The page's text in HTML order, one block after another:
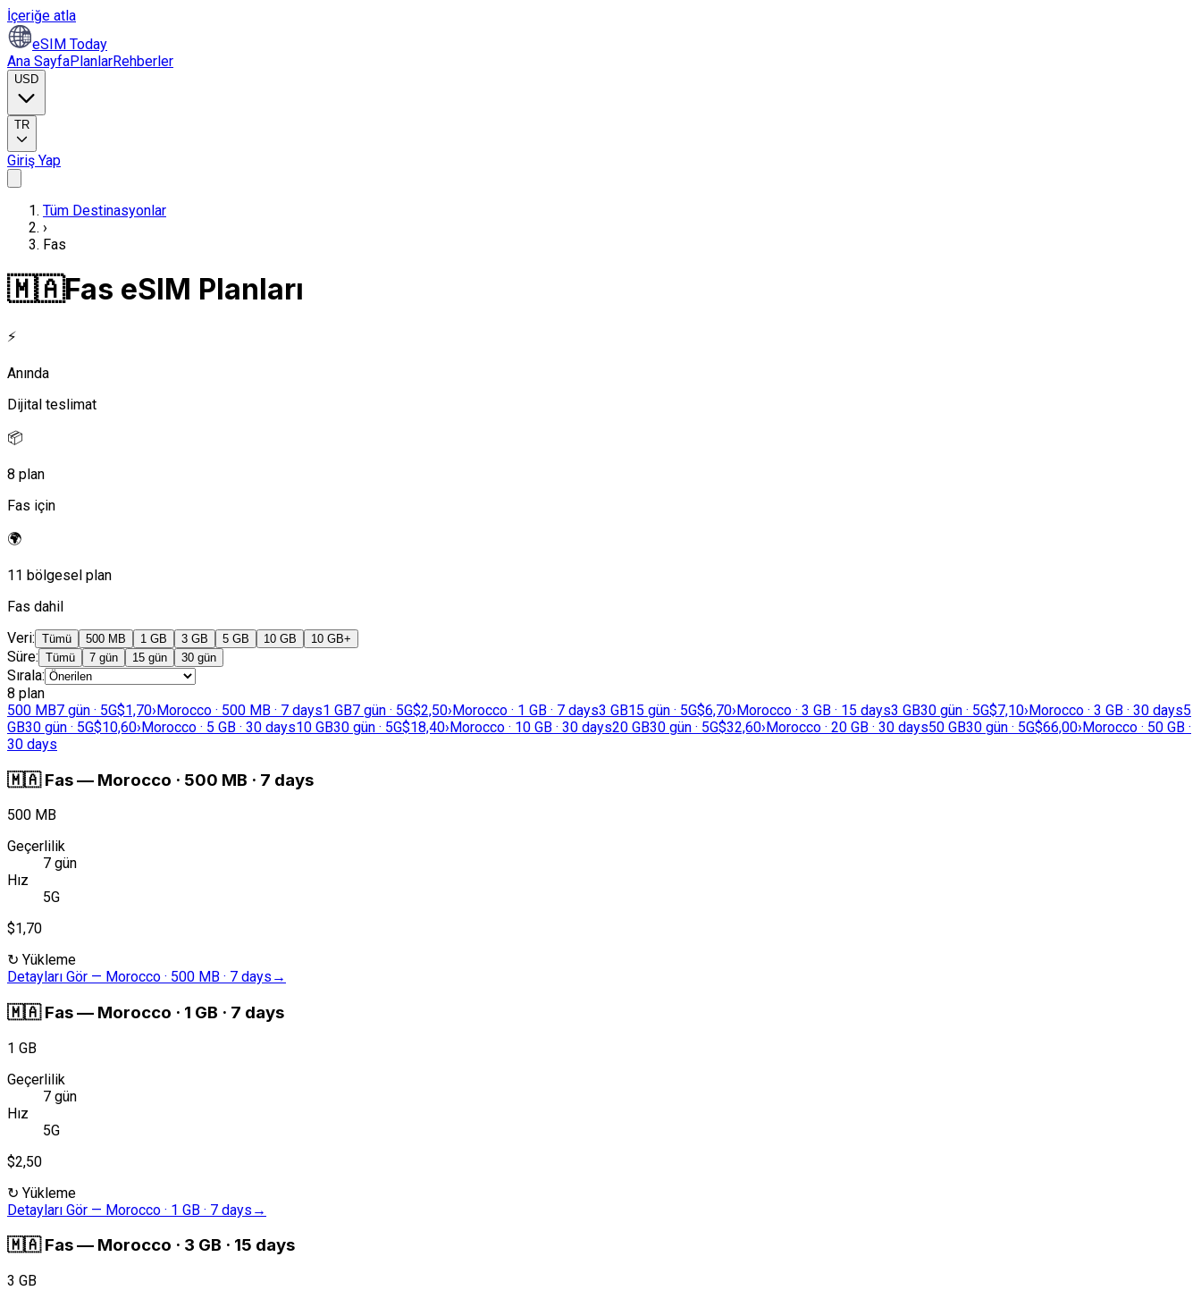
İçeriğe atla
eSIM Today
Ana SayfaPlanlarRehberler
USD
TR
Giriş Yap
Tüm Destinasyonlar
›
Fas
🇲🇦Fas eSIM Planları
⚡
Anında
Dijital teslimat
📦
8 plan
Fas için
🌍
11 bölgesel plan
Fas dahil
Veri: Tümü 500 MB 1 GB 3 GB 5 GB 10 GB 10 GB+
Süre: Tümü 7 gün 15 gün 30 gün
Sırala:
8 plan
500 MB7 gün · 5G$1,70›Morocco · 500 MB · 7 days1 GB7 gün · 5G$2,50›Morocco · 1 GB · 7 days3 GB15 gün · 5G$6,70›Morocco · 3 GB · 15 days3 GB30 gün · 5G$7,10›Morocco · 3 GB · 30 days5
GB30 gün · 5G$10,60›Morocco · 5 GB · 30 days10 GB30 gün · 5G$18,40›Morocco · 10 GB · 30 days20 GB30 gün · 5G$32,60›Morocco · 20 GB · 30 days50 GB30 gün · 5G$66,00›Morocco · 50 GB ·
30 days
🇲🇦 Fas— Morocco · 500 MB · 7 days
500 MB
Geçerlilik
7 gün
Hız
5G
$1,70
↻ Yükleme
Detayları Gör — Morocco · 500 MB · 7 days →
🇲🇦 Fas— Morocco · 1 GB · 7 days
1 GB
Geçerlilik
7 gün
Hız
5G
$2,50
↻ Yükleme
Detayları Gör — Morocco · 1 GB · 7 days →
🇲🇦 Fas— Morocco · 3 GB · 15 days
3 GB